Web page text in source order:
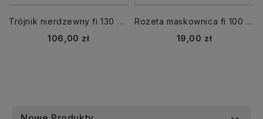
Trójnik nierdzewny fi 130 mm kąt 90
Cena
106,00 zł
Rozeta maskownica fi 100 mm nierdzewna kołnierz
Cena
19,00 zł